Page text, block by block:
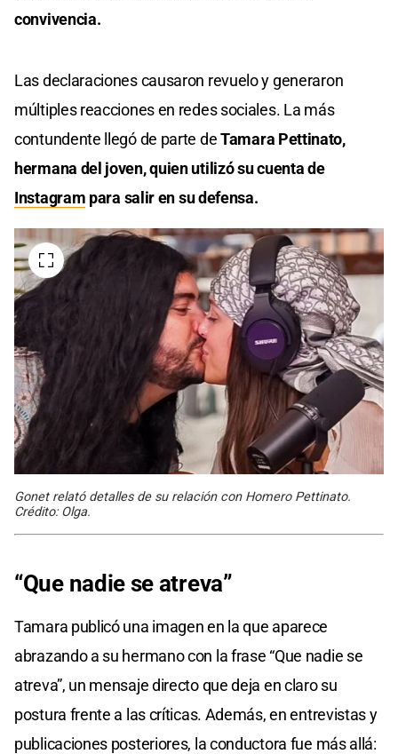
convivencia.
Las declaraciones causaron revuelo y generaron
múltiples reacciones en redes sociales. La más
contundente llegó de parte deTamara Pettinato,
hermana del joven, quien utilizó su cuenta de
Instagram para salir en su defensa.
Gonet relató detalles de su relación con Homero Pettinato.
Crédito: Olga.
“Que nadie se atreva”
Tamara publicó una imagen en la que aparece
abrazando a su hermano con la frase “Que nadie se
atreva”, un mensaje directo que deja en claro su
postura frente a las críticas. Además, en entrevistas y
publicaciones posteriores, la conductora fue más allá: